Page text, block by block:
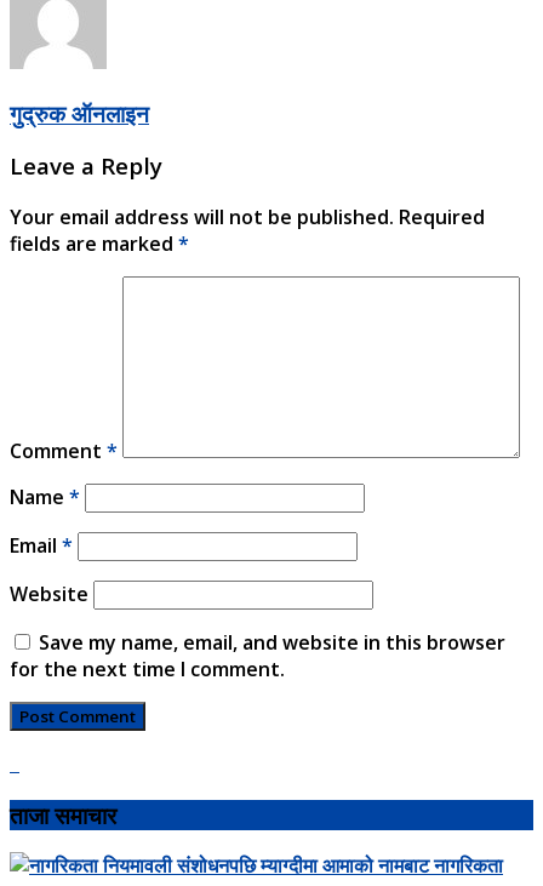
गुद्रुक ऑनलाइन
Leave a Reply
Your email address will not be published. Required
fields are marked *
Comment *
Name *
Email *
Website
Save my name, email, and website in this browser
for the next time I comment.
ताजा समाचार